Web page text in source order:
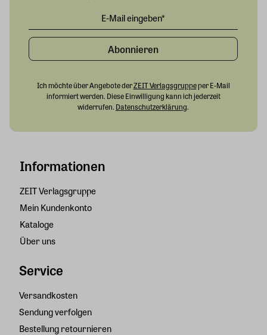
Informationen
ZEIT Verlagsgruppe
Mein Kundenkonto
Kataloge
Über uns
Service
Versandkosten
Sendung verfolgen
Bestellung retournieren
Abonnieren
Ich möchte über Angebote derZEIT Verlagsgruppeper E-Mail
informiert werden. Diese Einwilligung kann ich jederzeit
widerrufen. Datenschutzerklärung.